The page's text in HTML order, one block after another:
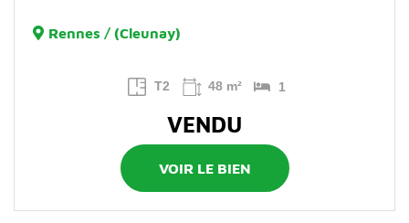
Rennes / (Cleunay)
T2 48 m² 1
VENDU
VOIR LE BIEN